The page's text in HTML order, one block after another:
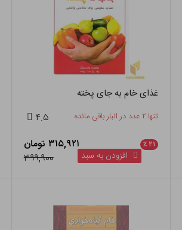
غذای خام به جای پخته
تنها ۲ عدد در انبار باقی مانده ۴.۵
۲۱ ٪
۳۱۵,۹۲۱ تومان
۳۹۹,۹۰۰
افزودن به سبد